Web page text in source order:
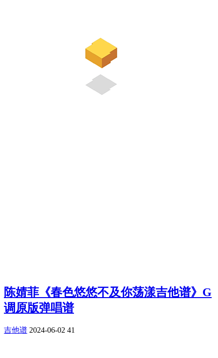
陈婧菲《春色悠悠不及你荡漾吉他谱》G
调原版弹唱谱
吉他谱 2024-06-02 41